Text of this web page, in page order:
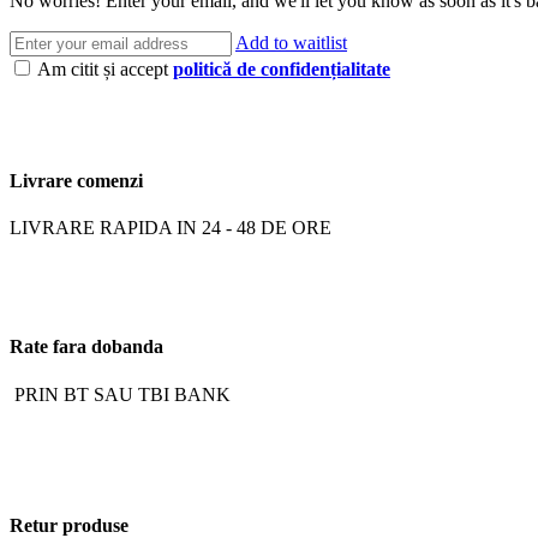
Add to waitlist
Am citit și accept politică de confidențialitate
Livrare comenzi
LIVRARE RAPIDA IN 24 - 48 DE ORE
Rate fara dobanda
PRIN BT SAU TBI BANK
Retur produse